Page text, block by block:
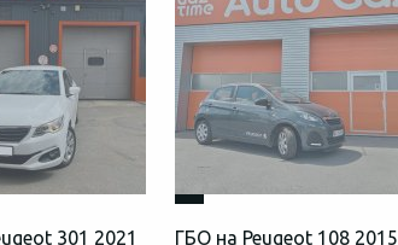
301 2021
ГБО на Peugeot 108 2015